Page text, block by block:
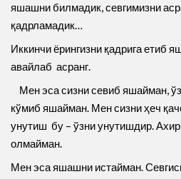
яшашни билмадик, севгимизни
қадрламадик…
Иккинчи ёрингизни қадрига етиб
авайлаб асранг.
Мен эса сизни севиб яшайман,
кўмиб яшайман. Мен сизни ҳеч
унутиш бу – ўзни унутишдир.
олмайман.
Мен эса яшашни истайман.